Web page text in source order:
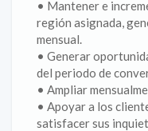
• Mantener e
región asignada,
mensual.
• Generar
del periodo de
• Ampliar
• Apoyar a los
satisfacer sus